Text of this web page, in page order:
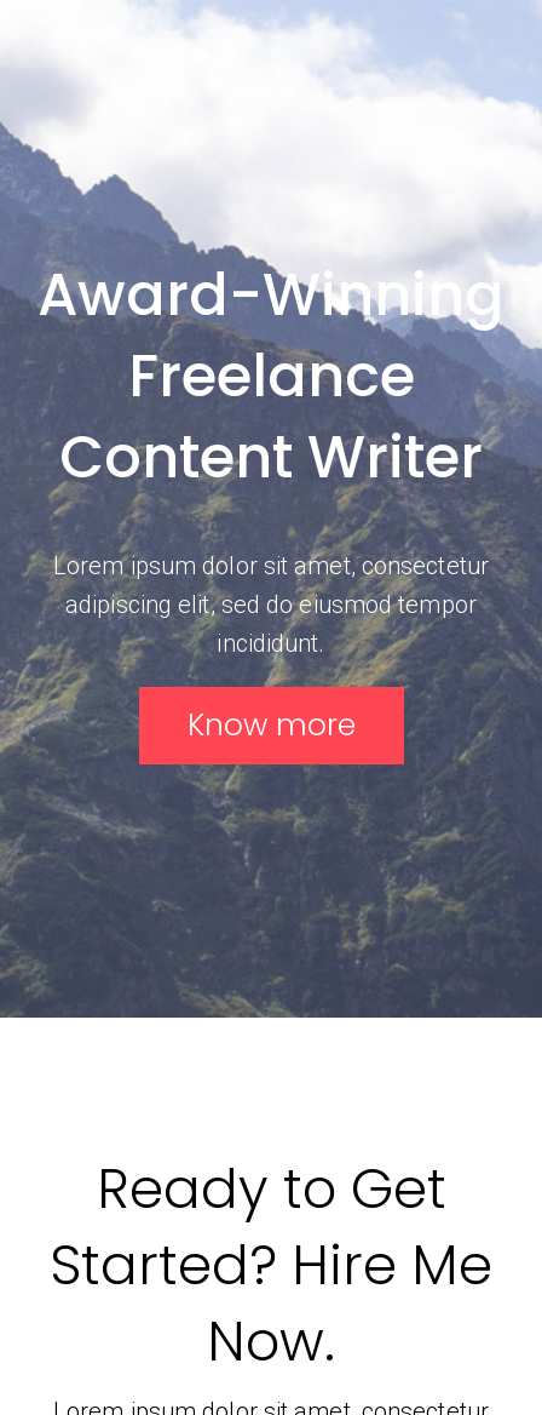
Award-Winning
Freelance
Content Writer
Lorem ipsum dolor sit amet, consectetur
adipiscing elit, sed do eiusmod tempor
incididunt.
Know more
Ready to Get
Started? Hire Me
Now.